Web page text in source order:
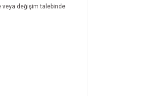
veya değişim talebinde